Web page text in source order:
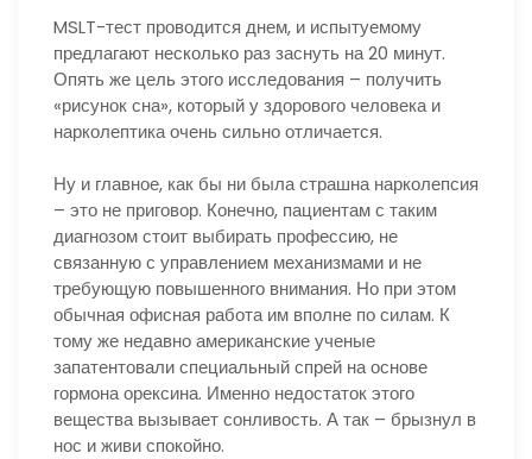
MSLT-тест проводится днем, и испытуемому
предлагают несколько раз заснуть на 20 минут.
Опять же цель этого исследования – получить
«рисунок сна», который у здорового человека и
нарколептика очень сильно отличается.
Ну и главное, как бы ни была страшна нарколепсия
– это не приговор. Конечно, пациентам с таким
диагнозом стоит выбирать профессию, не
связанную с управлением механизмами и не
требующую повышенного внимания. Но при этом
обычная офисная работа им вполне по силам. К
тому же недавно американские ученые
запатентовали специальный спрей на основе
гормона орексина. Именно недостаток этого
вещества вызывает сонливость. А так – брызнул в
нос и живи спокойно.